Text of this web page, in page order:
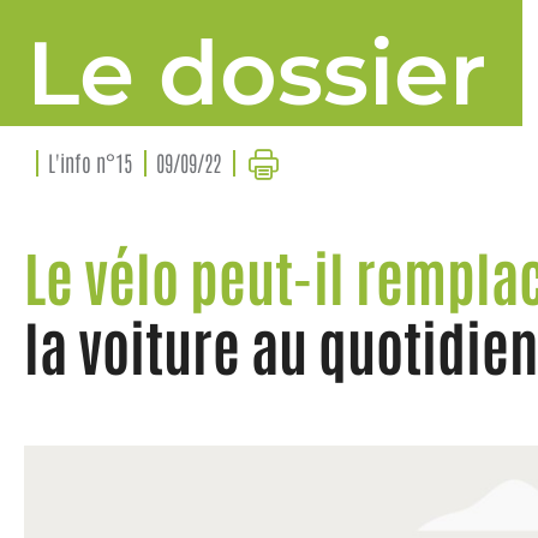
Le dossier
L'info n°15 09/09/22
Le vélo peut-il
la voiture au